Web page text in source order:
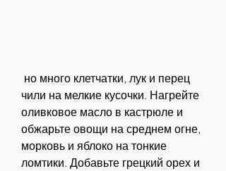
чили на мелкие кусочки. Нагрейте
оливковое масло в кастрюле и
обжарьте овощи на среднем огне,
морковь и яблоко на тонкие
ломтики. Добавьте грецкий орех и